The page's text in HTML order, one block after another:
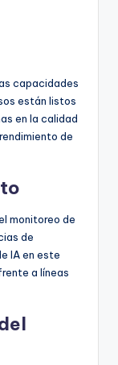
capacidades
están listos
en la calidad
de
monitoreo de
de
IA en este
a líneas